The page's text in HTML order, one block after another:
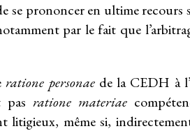
prononcer en ultime recours
par le fait que
ratione personae de la CEDH à
pasratione materiae
même si,